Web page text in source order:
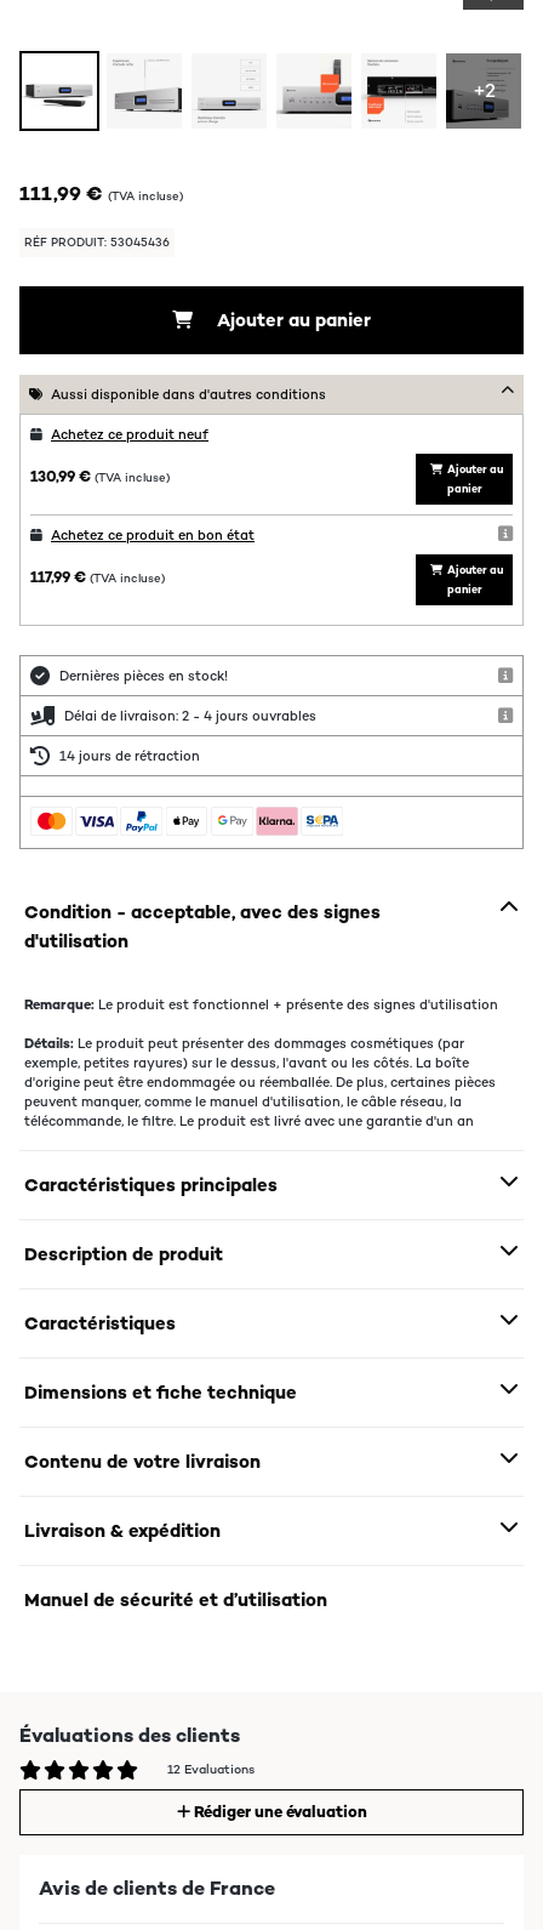
+2
111,99 € (TVA incluse)
RÉF PRODUIT: 53045436
Ajouter au panier
Aussi disponible dans d'autres conditions
Achetez ce produit neuf
130,99 € (TVA incluse)
Ajouter au
panier
Achetez ce produit en bon état
117,99 € (TVA incluse)
Ajouter au
panier
Dernières pièces en stock!
Délai de livraison: 2 - 4 jours ouvrables
14 jours de rétraction
Condition - acceptable, avec des signes
d'utilisation
Remarque: Le produit est fonctionnel + présente des signes d'utilisation
Détails: Le produit peut présenter des dommages cosmétiques (par
exemple, petites rayures) sur le dessus, l'avant ou les côtés. La boîte
d'origine peut être endommagée ou réemballée. De plus, certaines pièces
peuvent manquer, comme le manuel d'utilisation, le câble réseau, la
télécommande, le filtre. Le produit est livré avec une garantie d'un an
Caractéristiques principales
Description de produit
Caractéristiques
Dimensions et fiche technique
Contenu de votre livraison
Livraison & expédition
Manuel de sécurité et d’utilisation
Évaluations des clients
12 Evaluations
Rédiger une évaluation
Avis de clients de France